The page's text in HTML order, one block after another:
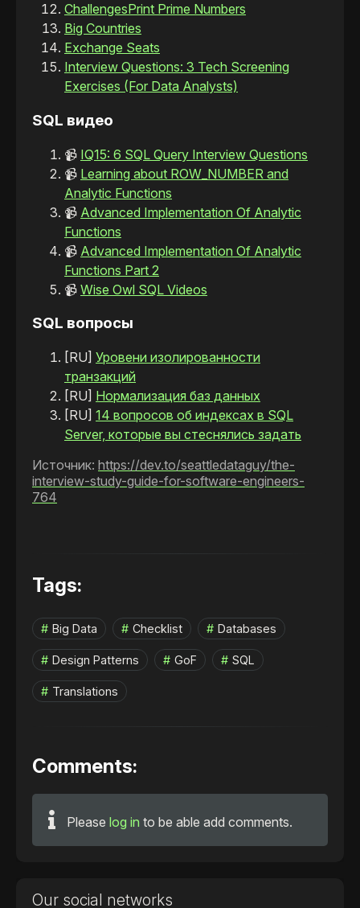
ChallengesPrint Prime Numbers
Big Countries
Exchange Seats
Interview Questions: 3 Tech Screening
Exercises (For Data Analysts)
SQL видео
📹 IQ15: 6 SQL Query Interview Questions
📹 Learning about ROW_NUMBER and
Analytic Functions
📹 Advanced Implementation Of Analytic
Functions
📹 Advanced Implementation Of Analytic
Functions Part 2
📹 Wise Owl SQL Videos
SQL вопросы
[RU] Уровени изолированности
транзакций
[RU] Нормализация баз данных
[RU] 14 вопросов об индексах в SQL
Server, которые вы стеснялись задать
Источник: https://dev.to/seattledataguy/the-
interview-study-guide-for-software-engineers-
764
Tags:
Big Data Checklist Databases
Design Patterns GoF SQL
Translations
Comments:
Please log in to be able add comments.
Our social networks